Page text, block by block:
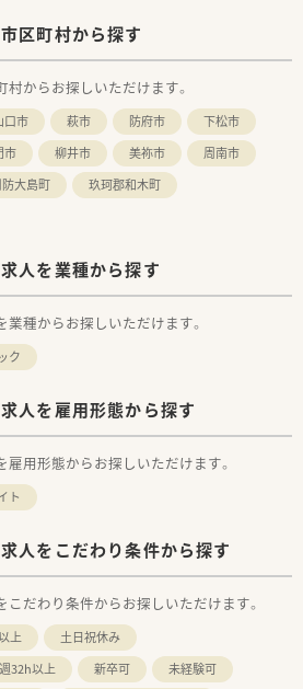
義照会も大変スムーズです。
当する専任のスタッフが在籍しており、組
】
調剤、監査、服薬指導をはじめ、地域包括
医療業務全般を担当します。
よび30床の施設1箇所を対象に、社用車を使
トや訪問管理指導を行います。
がメインとなるため、一包化業務の監査や
丁寧かつ正確に遂行します。
区町村から探す
からお探しいただけます。
口市 萩市 防府市
下松市
市 柳井市 美祢市
周南市
大島町
玖珂郡和木町
人を業種から探す
種からお探しいただけます。
ク
人を雇用形態から探す
用形態からお探しいただけます。
ト
人をこだわり条件から探す
だわり条件からお探しいただけます。
上
土日祝休み
週32h以上 新卒可
未経験可